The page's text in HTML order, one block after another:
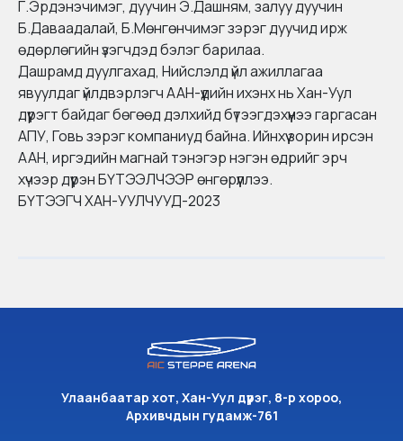
Г.Эрдэнэчимэг, дуучин Э.Дашням, залуу дуучин
Б.Даваадалай, Б.Мөнгөнчимэг зэрэг дуучид ирж
өдөрлөгийн үзэгчдэд бэлэг барилаа.
Дашрамд дуулгахад, Нийслэлд үйл ажиллагаа
явуулдаг үйлдвэрлэгч ААН-үүдийн ихэнх нь Хан-Уул
дүүрэгт байдаг бөгөөд дэлхийд бүтээгдэхүүнээ гаргасан
АПУ, Говь зэрэг компаниуд байна. Ийнхүү зорин ирсэн
ААН, иргэдийн магнай тэнэгэр нэгэн өдрийг эрч
хүчээр дүүрэн БҮТЭЭЛЧЭЭР өнгөрүүллээ.
БҮТЭЭГЧ ХАН-УУЛЧУУД-2023
Улаанбаатар хот, Хан-Уул дүүрэг, 8-р хороо,
Архивчдын гудамж-761